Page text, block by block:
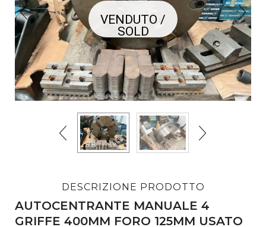
VENDUTO /
SOLD
DESCRIZIONE PRODOTTO
AUTOCENTRANTE MANUALE 4
GRIFFE 400MM FORO 125MM USATO